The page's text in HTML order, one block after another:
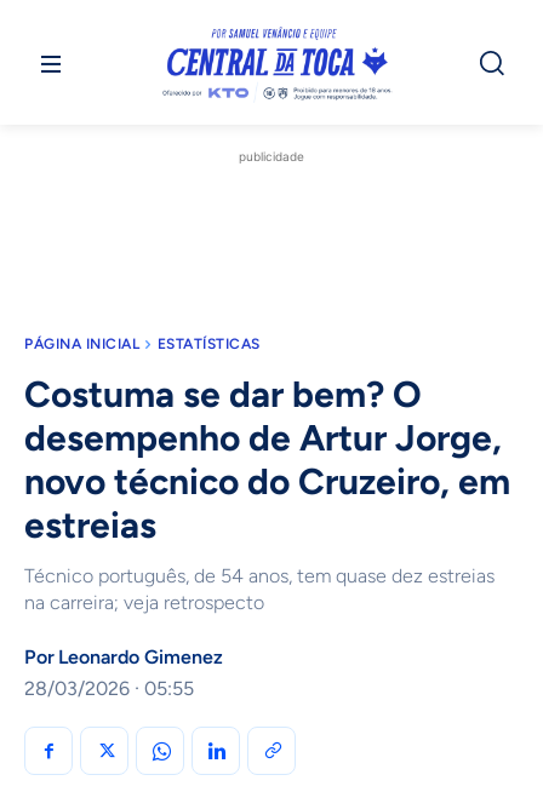
publicidade
PÁGINA INICIAL ESTATÍSTICAS
Costuma se dar bem? O
desempenho de Artur Jorge,
novo técnico do Cruzeiro, em
estreias
Técnico português, de 54 anos, tem quase dez estreias
na carreira; veja retrospecto
Por Leonardo Gimenez
28/03/2026 · 05:55